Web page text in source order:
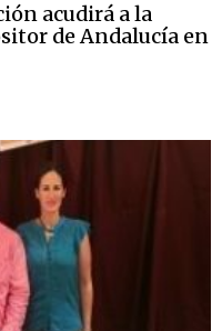
acudirá a la
de Andalucía en